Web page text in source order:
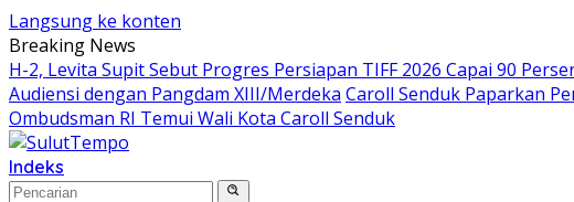
Langsung ke konten
Breaking News
H-2, Levita Supit Sebut Progres Persiapan TIFF 2026 Capai 90
Audiensi dengan Pangdam XIII/Merdeka Caroll Senduk Paparkan
Ombudsman RI Temui Wali Kota Caroll Senduk
Indeks